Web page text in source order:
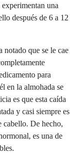
una
después de 6 a 12
notado que se le cae
para
en la almohada se
es que esta caída
y casi siempre es
cabello. De hecho,
es una de